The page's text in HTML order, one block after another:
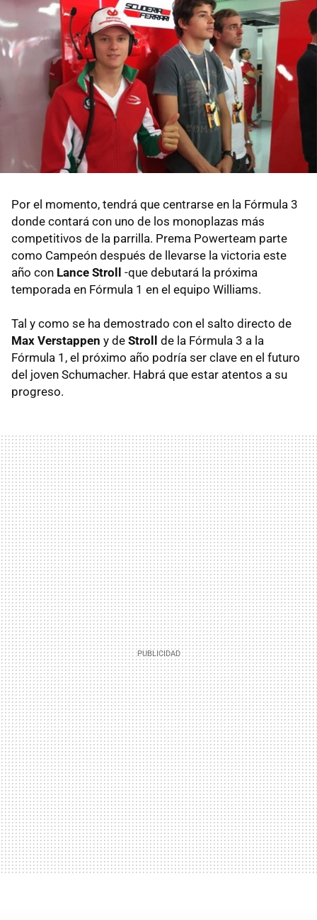
Por el momento, tendrá que centrarse en la Fórmula 3
donde contará con uno de los monoplazas más
competitivos de la parrilla. Prema Powerteam parte
como Campeón después de llevarse la victoria este
año con Lance Stroll
-que debutará la próxima
temporada en Fórmula 1 en el equipo Williams.
Tal y como se ha demostrado con el salto directo de
Max Verstappen y de Stroll
de la Fórmula 3 a la
Fórmula 1, el próximo año podría ser clave en el futuro
del joven Schumacher. Habrá que estar atentos a su
progreso.